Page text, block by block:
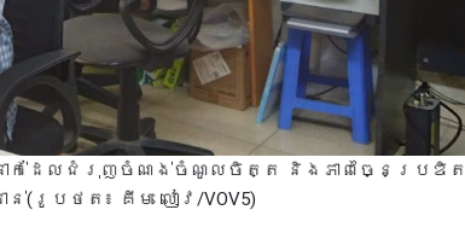
នាក់ដែលជំរុញចំណង់ចំណូលចិត្ត និងភាពច្នៃប្រឌិត
(រូបថត៖ គីម លៀវ/VOV5)